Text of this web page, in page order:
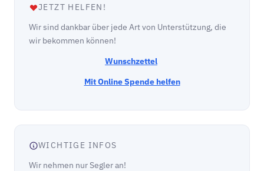
JETZT HELFEN!
Wir sind dankbar über jede Art von Unterstützung, die
wir bekommen können!
Wunschzettel
Mit Online Spende helfen
WICHTIGE INFOS
Wir nehmen nur Segler an!